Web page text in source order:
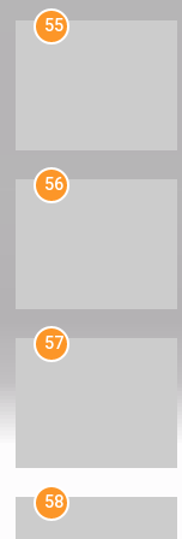
55
56
57
58